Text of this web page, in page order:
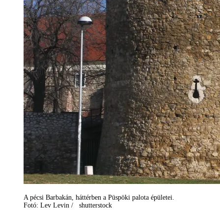
A pécsi Barbakán, háttérben a Püspöki palota épületei.
Fotó: Lev Levin / shutterstock